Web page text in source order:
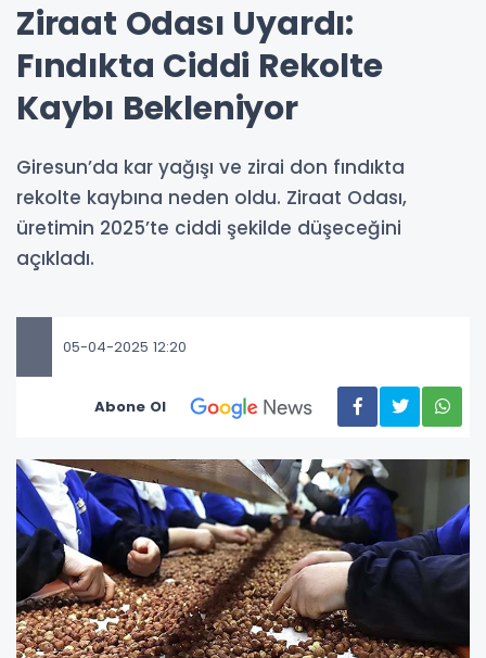
Ziraat Odası Uyardı:
Fındıkta Ciddi Rekolte
Kaybı Bekleniyor
Giresun’da kar yağışı ve zirai don fındıkta
rekolte kaybına neden oldu. Ziraat Odası,
üretimin 2025’te ciddi şekilde düşeceğini
açıkladı.
05-04-2025 12:20
Abone Ol